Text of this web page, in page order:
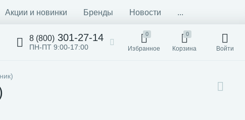
Акции и новинки Бренды Новости ...
8 (800) 301-27-14
ПН-ПТ 9:00-17:00
0
Избранное
0
Корзина Войти